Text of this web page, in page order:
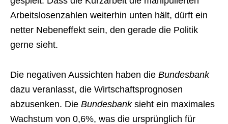
Arbeitslosenzahlen weiterhin unten hält, dürft ein
netter Nebeneffekt sein, den gerade die Politik
gerne sieht.
Die negativen Aussichten haben die Bundesbank
dazu veranlasst, die Wirtschaftsprognosen
abzusenken. Die Bundesbanksieht ein maximales
Wachstum von 0,6%, was die ursprünglich für